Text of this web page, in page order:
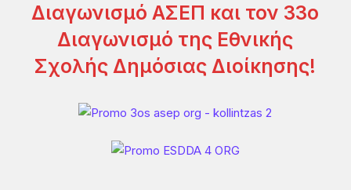
Διαγωνισμό ΑΣΕΠ και τον 33ο
Διαγωνισμό της Εθνικής
Σχολής Δημόσιας Διοίκησης!